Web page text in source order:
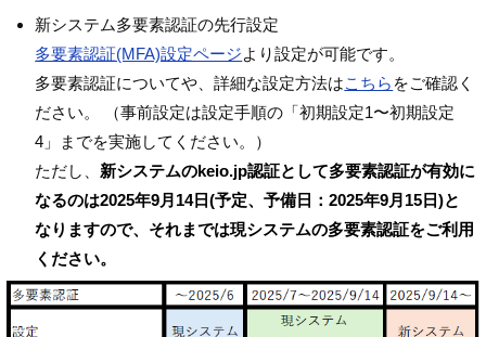
新システム多要素認証の先行設定
多要素認証(MFA)設定ページより設定が可能です。
多要素認証についてや、詳細な設定方法はこちら をご確認く
ださい。 （事前設定は設定手順の「初期設定1〜初期設定
4」までを実施してください。）
ただし、 新システムのkeio.jp認証として多要素認証が有効に
なるのは2025年9月14日(予定、予備日：2025年9月15日)と
なりますので、それまでは現システムの多要素認証をご利用
ください。